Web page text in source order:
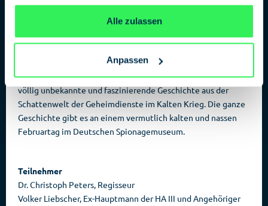
gesammelt haben.Datenschutzerklärung
Alle zulassen
Anpassen
ungewöhnlichsten Spionagegeschichten des Kalten Krieges:
amerikanischer High Tech-Spion.
Die Spionageabwehr der Stasi kommt dahinter. Nur wie
konnte dieser »Spion« überhaupt enttarnt werden? Eine noch
völlig unbekannte und faszinierende Geschichte aus der
Schattenwelt der Geheimdienste im Kalten Krieg. Die ganze
Geschichte gibt es an einem vermutlich kalten und nassen
Februartag im Deutschen Spionagemuseum.
Teilnehmer
Dr. Christoph Peters, Regisseur
Volker Liebscher, Ex-Hauptmann der HA III und Angehöriger